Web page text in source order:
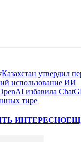
Казахстан утвердил
использование ИИ
избавила
тире
ИНТЕРЕСНО